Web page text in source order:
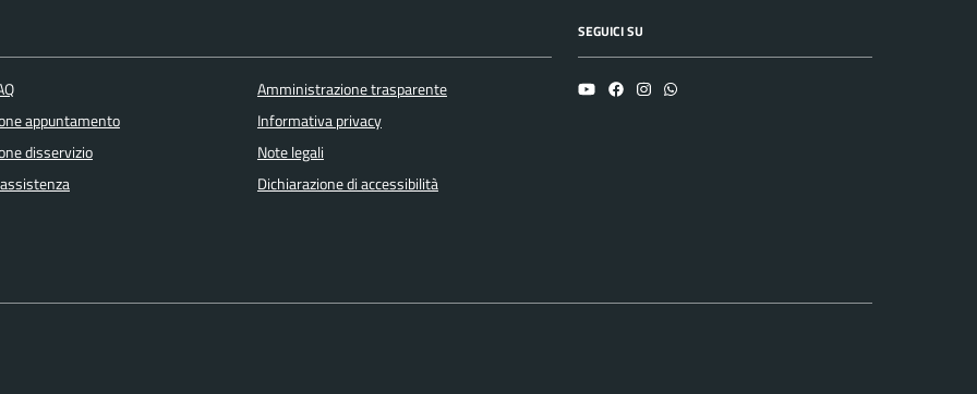
appuntamento
disservizio
Amministrazione trasparente
Informativa privacy
Note legali
Dichiarazione di accessibilità
SEGUICI SU
YouTubeFacebookInstagramWhatsapp